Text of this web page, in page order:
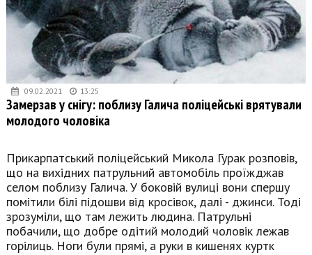
09.02.2021 13:25
Замерзав у снігу: поблизу Галича поліцейські врятували
молодого чоловіка
Прикарпатський поліцейський Микола Гурак розповів,
що на вихідних патрульний автомобіль проїжджав
селом поблизу Галича. У боковій вулиці вони спершу
помітили білі підошви від кросівок, далі - джинси. Тоді
зрозуміли, що там лежить людина. Патрульні
побачили, що добре одітий молодий чоловік лежав
горілиць. Ноги були прямі, а руки в кишенях куртк